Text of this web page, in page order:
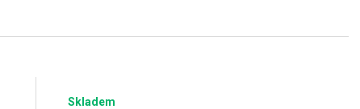
Skladem